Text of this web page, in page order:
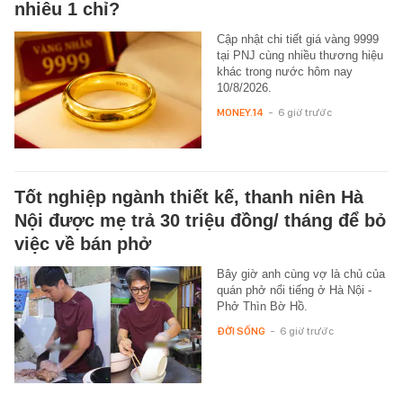
nhiêu 1 chỉ?
Cập nhật chi tiết giá vàng 9999
tại PNJ cùng nhiều thương hiệu
khác trong nước hôm nay
10/8/2026.
MONEY.14 - 6 giờ trước
Tốt nghiệp ngành thiết kế, thanh niên Hà
Nội được mẹ trả 30 triệu đồng/ tháng để bỏ
việc về bán phở
Bây giờ anh cùng vợ là chủ của
quán phở nổi tiếng ở Hà Nội -
Phở Thìn Bờ Hồ.
ĐỜI SỐNG - 6 giờ trước